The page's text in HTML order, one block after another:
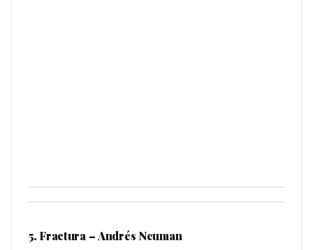
5. Fractura – Andrés Neuman